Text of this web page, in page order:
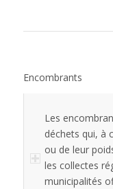
Encombrants
Les
déchets qui, à
ou de leur
les collectes
municipalités